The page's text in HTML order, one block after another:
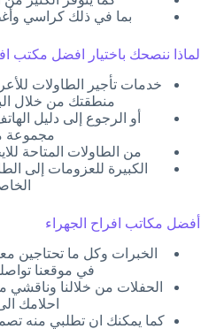
بما في ذلك كراسي
لماذا ننصحك باختيار افضل مكتب
خدمات تأجير الطاولات
منطقتك من خلال
أو الرجوع إلى دليل
مجموعة
من الطاولات المتاحة
الكبيرة للعزومات إلى
أفضل مكاتب افراح الجهراء
الخبرات وكل ما تحتاجين
في موقعنا
الحفلات من خلالنا وناقشي
احلامك
كما يمكنك ان تطلبي منه